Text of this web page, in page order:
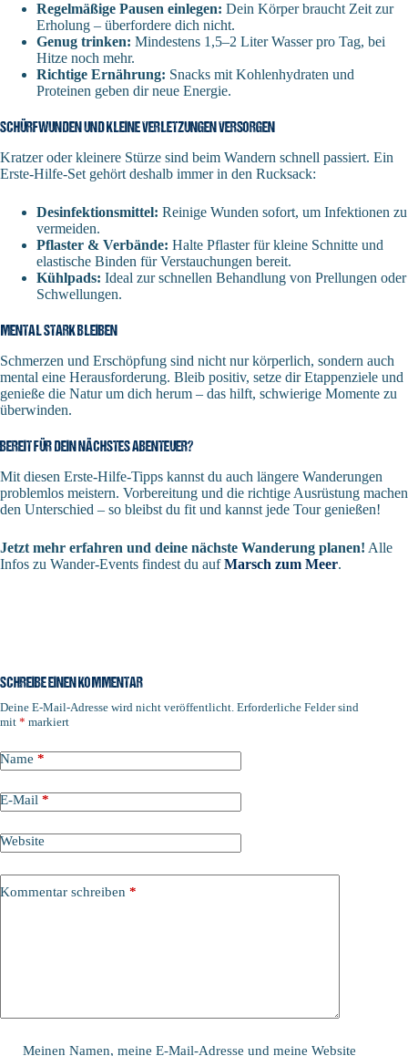
Regelmäßige Pausen einlegen: Dein Körper braucht Zeit zur
Erholung – überfordere dich nicht.
Genug trinken: Mindestens 1,5–2 Liter Wasser pro Tag, bei
Hitze noch mehr.
Richtige Ernährung: Snacks mit Kohlenhydraten und
Proteinen geben dir neue Energie.
SCHÜRFWUNDEN UND KLEINE VERLETZUNGEN VERSORGEN
Kratzer oder kleinere Stürze sind beim Wandern schnell passiert. Ein
Erste-Hilfe-Set gehört deshalb immer in den Rucksack:
Desinfektionsmittel: Reinige Wunden sofort, um Infektionen zu
vermeiden.
Pflaster & Verbände: Halte Pflaster für kleine Schnitte und
elastische Binden für Verstauchungen bereit.
Kühlpads: Ideal zur schnellen Behandlung von Prellungen oder
Schwellungen.
MENTAL STARK BLEIBEN
Schmerzen und Erschöpfung sind nicht nur körperlich, sondern auch
mental eine Herausforderung. Bleib positiv, setze dir Etappenziele und
genieße die Natur um dich herum – das hilft, schwierige Momente zu
überwinden.
BEREIT FÜR DEIN NÄCHSTES ABENTEUER?
Mit diesen Erste-Hilfe-Tipps kannst du auch längere Wanderungen
problemlos meistern. Vorbereitung und die richtige Ausrüstung machen
den Unterschied – so bleibst du fit und kannst jede Tour genießen!
Jetzt mehr erfahren und deine nächste Wanderung planen! Alle
Infos zu Wander-Events findest du aufMarsch zum Meer.
SCHREIBE EINEN KOMMENTAR
Deine E-Mail-Adresse wird nicht veröffentlicht. Erforderliche Felder sind
mit * markiert
Name *
E-Mail *
Website
Kommentar schreiben *
Meinen Namen, meine E-Mail-Adresse und meine Website